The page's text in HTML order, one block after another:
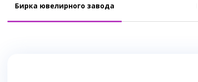
Бирка ювелирного завода